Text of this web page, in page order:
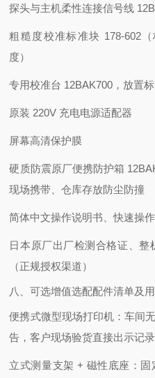
探头与主机柔性连接信号线
粗糙度校准标准块 178-602
度）
专用校准台 12BAK700，放置
原装 220V 充电电源适配器
屏幕高清保护膜
硬质防震原厂便携防护箱
现场携带、仓库存放防尘防撞
简体中文操作说明书、快速操
日本原厂出厂检测合格证、
（正规授权渠道）
八、可选增值选配配件清单及
便携式微型现场打印机：车间
告，客户现场验货直接出示记录
立式测量支架 + 磁性底座：